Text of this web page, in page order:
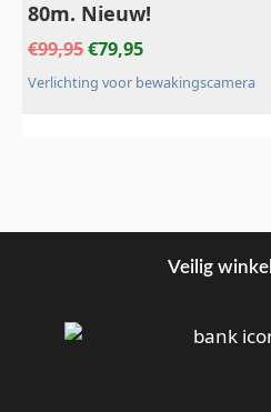
80m. Nieuw!
€99,95€79,95
Verlichting voor bewakingscamera
Veilig